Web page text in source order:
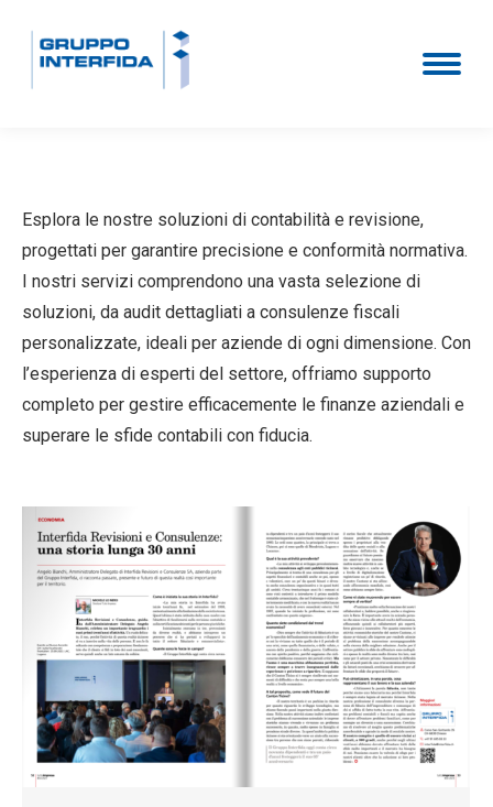
Esplora le nostre soluzioni di contabilità e revisione,
progettati per garantire precisione e conformità normativa.
I nostri servizi comprendono una vasta selezione di
soluzioni, da audit dettagliati a consulenze fiscali
personalizzate, ideali per aziende di ogni dimensione. Con
l’esperienza di esperti del settore, offriamo supporto
completo per gestire efficacemente le finanze aziendali e
superare le sfide contabili con fiducia.